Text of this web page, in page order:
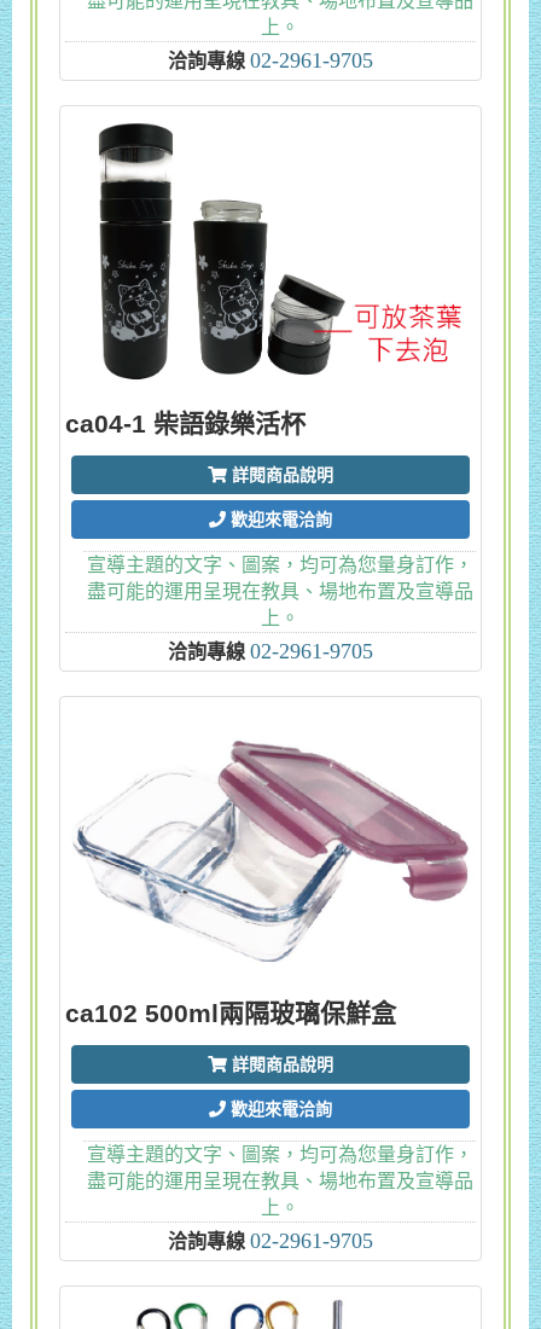
上。
洽詢專線 02-2961-9705
ca04-1 柴語錄樂活杯
詳閱商品說明
歡迎來電洽詢
宣導主題的文字、圖案，均可為您量身訂作，
盡可能的運用呈現在教具、場地布置及宣導品
上。
洽詢專線 02-2961-9705
ca102 500ml兩隔玻璃保鮮盒
詳閱商品說明
歡迎來電洽詢
宣導主題的文字、圖案，均可為您量身訂作，
盡可能的運用呈現在教具、場地布置及宣導品
上。
洽詢專線 02-2961-9705